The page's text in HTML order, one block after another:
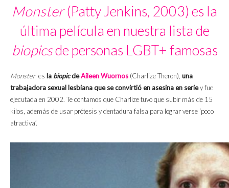
Monster(Patty Jenkins, 2003) es la
última película en nuestra lista de
biopicsde personas LGBT+ famosas
Monsteres la biopicdeAileen Wuornos (Charlize Theron), una
trabajadora sexual lesbiana que se convirtió en asesina en seriey fue
ejecutada en 2002. Te contamos que Charlize tuvo que subir más de 15
kilos, además de usar prótesis y dentadura falsa para lograr verse ‘poco
atractiva’.